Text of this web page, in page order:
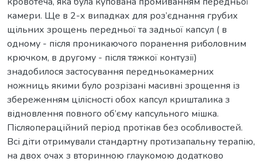
камери. Ще в 2-х випадках для роз’єднання грубих
щільних зрощень передньої та задньої капсул ( в
одному - після проникаючого поранення риболовним
крючком, в другому - після тяжкої контузії)
знадобилося застосування передньокамерних
ножниць якими було розрізані масивні зрощення із
збереженням цілісності обох капсул кришталика з
відновлення повного об’єму капсульного мішка.
Післяопераційний період протікав без особливостей.
Всі діти отримували стандартну протизапальну терапію,
на двох очах з вторинною глаукомою додатково